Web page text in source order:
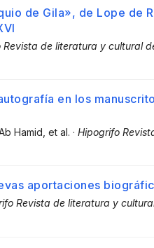
de Gila», de Lope de
Revista de literatura y cultural
en los
Hamid , et al. · Hipogrifo
aportaciones
Revista de literatura y